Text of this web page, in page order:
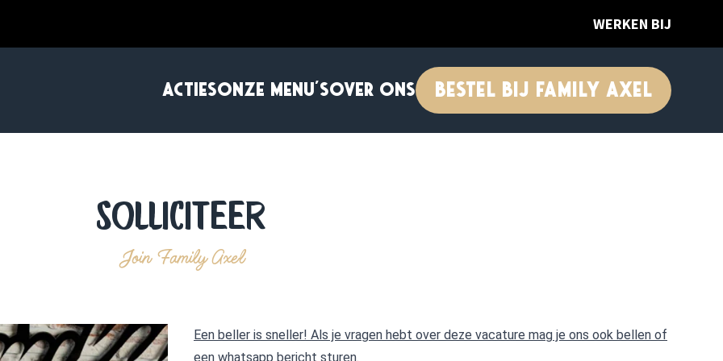
WERKEN BIJ
ACTIESONZE MENU'SOVER ONS BESTEL BIJ FAMILY AXEL
Solliciteer
Join Family Axel
Een beller is sneller! Als je vragen hebt over deze vacature mag je ons ook bellen of
een whatsapp bericht sturen.